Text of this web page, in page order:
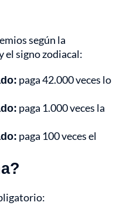
según la
el signo zodiacal:
paga 42.000 veces lo
paga 1.000 veces la
paga 100 veces el